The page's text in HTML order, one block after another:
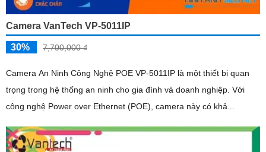
Camera VanTech VP-5011IP
30% 7,700,000 ₫
Camera An Ninh Công Nghệ POE VP-5011IP là một thiết bị quan
trọng trong hệ thống an ninh cho gia đình và doanh nghiệp. Với
công nghệ Power over Ethernet (POE), camera này có khả...